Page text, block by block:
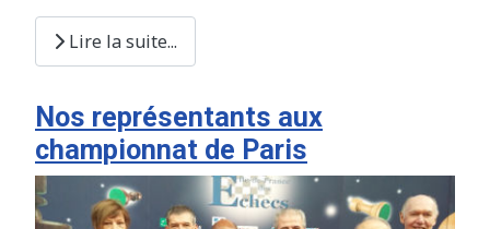
Lire la suite...
Nos représentants aux
championnat de Paris